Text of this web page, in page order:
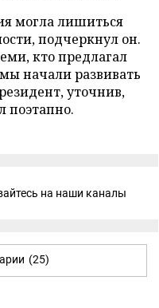
могла лишиться
подчеркнул он.
кто предлагал
начали развивать
уточнив,
поэтапно.
на наши каналы
(25)